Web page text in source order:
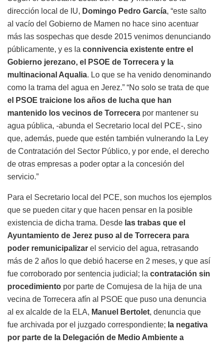
dirección local de IU, Domingo Pedro García, “este salto
al vacío del Gobierno de Mamen no hace sino acentuar
más las sospechas que desde 2015 venimos denunciando
públicamente, y es la connivencia existente entre el
Gobierno jerezano, el PSOE de Torrecera y la
multinacional Aqualia. Lo que se ha venido denominando
como la trama del agua en Jerez.” “No solo se trata de que
el PSOE traicione los años de lucha que han
mantenido los vecinos de Torrecera por mantener su
agua pública, -abunda el Secretario local del PCE-, sino
que, además, puede que estén también vulnerando la Ley
de Contratación del Sector Público, y por ende, el derecho
de otras empresas a poder optar a la concesión del
servicio.”
Para el Secretario local del PCE, son muchos los ejemplos
que se pueden citar y que hacen pensar en la posible
existencia de dicha trama. Desde las trabas que el
Ayuntamiento de Jerez puso al de Torrecera para
poder remunicipalizar el servicio del agua, retrasando
más de 2 años lo que debió hacerse en 2 meses, y que así
fue corroborado por sentencia judicial; la contratación sin
procedimiento por parte de Comujesa de la hija de una
vecina de Torrecera afín al PSOE que puso una denuncia
al ex alcalde de la ELA, Manuel Bertolet, denuncia que
fue archivada por el juzgado correspondiente; la negativa
por parte de la Delegación de Medio Ambiente a